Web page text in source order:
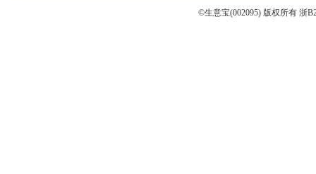
©生意宝(002095) 版权所有 浙